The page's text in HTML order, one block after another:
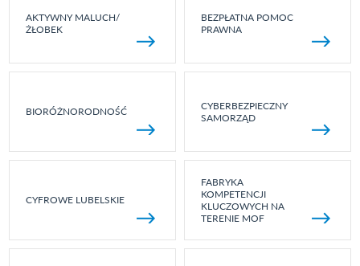
AKTYWNY MALUCH/
ŻŁOBEK
BEZPŁATNA POMOC
PRAWNA
BIORÓŻNORODNOŚĆ
CYBERBEZPIECZNY
SAMORZĄD
CYFROWE LUBELSKIE
FABRYKA
KOMPETENCJI
KLUCZOWYCH NA
TERENIE MOF